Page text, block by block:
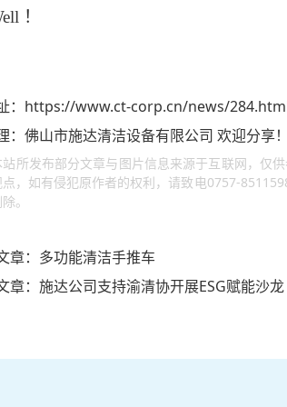
！
https://www.ct-corp.cn/news/
佛山市施达清洁设备有限公司 欢迎分享
站所发布部分文章与图片信息来源于互联网，仅
点，如有侵犯原作者的权利，请致电0757-
。
： 多功能清洁手推车
： 施达公司支持渝清协开展ESG赋能沙